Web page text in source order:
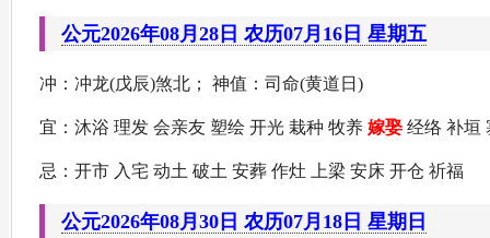
公元2026年08月28日 农历07月16日 星期五
冲：冲龙(戊辰)煞北； 神值：司命(黄道日)
宜：沐浴 理发 会亲友 塑绘 开光 栽种 牧养 嫁娶 经络 补垣
忌：开市 入宅 动土 破土 安葬 作灶 上梁 安床 开仓 祈福
公元2026年08月30日 农历07月18日 星期日